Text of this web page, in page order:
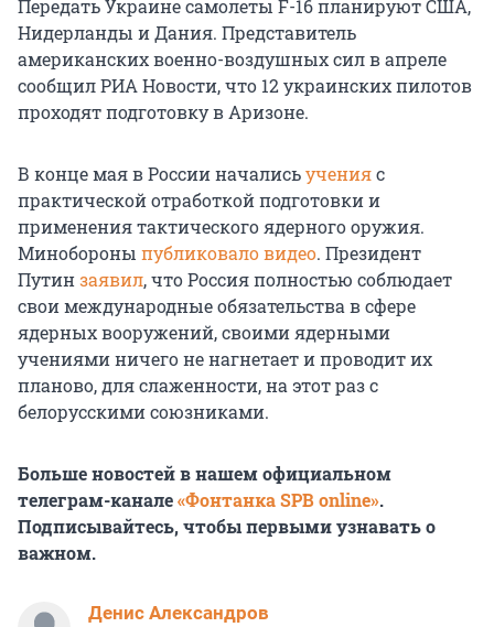
Передать Украине самолеты F-16 планируют США,
Нидерланды и Дания. Представитель
американских военно-воздушных сил в апреле
сообщил РИА Новости, что 12 украинских пилотов
проходят подготовку в Аризоне.
В конце мая в России началисьученияс
практической отработкой подготовки и
применения тактического ядерного оружия.
Минобороны публиковало видео. Президент
Путинзаявил, что Россия полностью соблюдает
свои международные обязательства в сфере
ядерных вооружений, своими ядерными
учениями ничего не нагнетает и проводит их
планово, для слаженности, на этот раз с
белорусскими союзниками.
Больше новостей в нашем официальном
телеграм-канале«Фонтанка SPB online».
Подписывайтесь, чтобы первыми узнавать о
важном.
Денис Александров